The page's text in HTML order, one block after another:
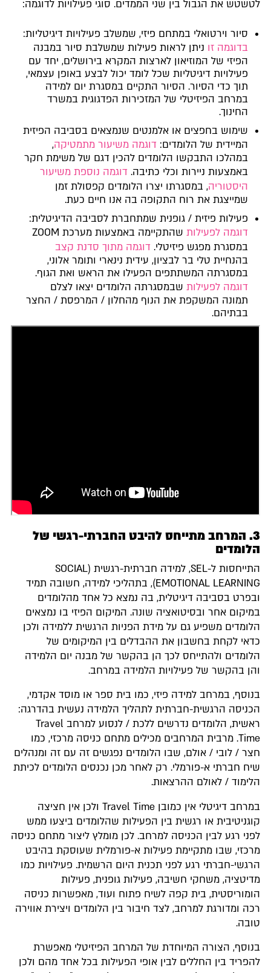
לטשטש את הגבול בין שני הממדים. סוגי פעילויות לדוגמה:
סיור וירטואלי במתחם פיזי, שמשלב פעילויות דיגיטליות:
בדוגמה זו ניתן לראות פעילות שמשלבת סיור במבנה
הפיזי של המוזיאון לארצות המקרא בירושלים, יחד עם
פעילויות דיגיטליות שכל לומד יכול לבצע באופן עצמאי,
תוך כדי הסיור. הסיור התקיים במסגרת יום למידה
במרחב הפיזיטלי של המזכירות הפדגוגית במשרד
החינוך.
שימוש בחפצים או אלמנטים שנמצאים בסביבה הפיזית
המיידית של הלומדים: דוגמה משיעור מתמטיקה,
במהלכו התבקשו הלומדים להכין דגם של משימת חקר
באמצעות ניירות וכלי כתיבה. דוגמה נוספת משיעור
היסטוריה, במסגרתו יצרו הלומדים קפסולת זמן
שמייצגת את רוח התקופה בה אנו חיים כעת.
פעילות פיזית / גופנית שמתחברת לסביבה הדיגיטלית:
דוגמה לפעילות
שהתקיימה באמצעות מערכת ZOOM
במסגרת מפגש פיזיטלי. דוגמה מתוך סדנת קצב
בהנחיית טלי בר לבציון, עידית נינארי ותומר אלוני,
במסגרתה המשתתפים הפעילו את הראש ואת הגוף.
דוגמה לפעילותשבמסגרתה הלומדים יצאו לצלם
תמונה המשקפת את הנוף מהחלון / המרפסת / החצר
בבתיהם.
3. המרחב מתייחס להיבט החברתי-רגשי של
הלומדים
התייחסות ל-SEL, למידה חברתית-רגשית (SOCIAL
EMOTIONAL LEARNING), בתהליכי למידה, חשובה תמיד
ובפרט בסביבה דיגיטלית, בה נמצא כל אחד מהלומדים
במיקום אחר ובסיטואציה שונה. המיקום הפיזי בו נמצאים
הלומדים משפיע גם על מידת הפניות הרגשית ללמידה ולכן
כדאי לקחת בחשבון את ההבדלים בין המיקומים של
הלומדים ולהתייחס לכך הן בהקשר של מבנה יום הלמידה
והן בהקשר של פעילויות הלמידה במרחב.
בנוסף, במרחב למידה פיזי, כמו בית ספר או מוסד אקדמי,
הכניסה הרגשית-חברתית לתהליך הלמידה נעשית בהדרגה:
ראשית, הלומדים נדרשים ללכת / לנסוע למרחב Travel
Time. מרבית המרחבים מכילים מתחם כניסה מרכזי, כמו
חצר / לובי / אולם, שבו הלומדים נפגשים זה עם זה ומנהלים
שיח חברתי א-פורמלי. רק לאחר מכן נכנסים הלומדים לכיתת
הלימוד / לאולם ההרצאות.
במרחב דיגיטלי אין כמובן Travel Time ולכן אין חציצה
קוגניטיבית או רגשית בין הפעילות שהלומדים ביצעו ממש
לפני רגע לבין הכניסה למרחב. לכן מומלץ ליצור מתחם כניסה
מרכזי, שבו מתקיימת פעילות א-פורמלית שעוסקת בהיבט
הרגשי-חברתי רגע לפני תכנית היום הרשמית. פעילויות כמו
מדיטציה, משחקי חשיבה, פעילות גופנית, פעילות
הומוריסטית, בית קפה לשיח פתוח ועוד, מאפשרות כניסה
רכה ומדורגת למרחב, לצד חיבור בין הלומדים ויצירת אווירה
טובה.
בנוסף, הצורה המיוחדת של המרחב הפיזיטלי מאפשרת
להפריד בין החללים לבין אופי הפעילות בכל אחד מהם ולכן